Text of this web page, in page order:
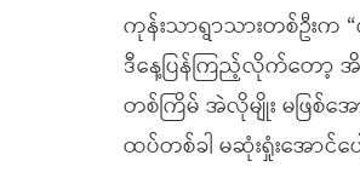
ကုန်းသာရွာသားတစ်ဦးက
ဒီနေ့ပြန်ကြည့်လိုက်တော့
တစ်ကြိမ် အဲလိုမျိုး မဖြစ်
ထပ်တစ်ခါ မဆုံးရှုံးအောင်ပ